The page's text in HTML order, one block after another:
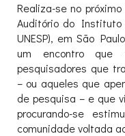
Realiza-se no
Auditório do Instituto
UNESP), em São
um encontro que
pesquisadores que
– ou aqueles que
de pesquisa – e que
procurando-se
comunidade voltada